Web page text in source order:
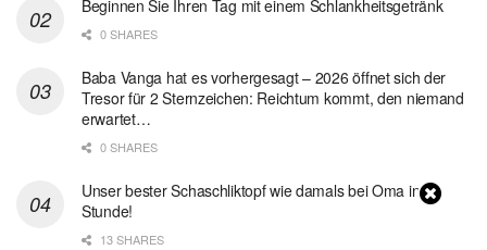
Beginnen Sie Ihren Tag mit einem Schlankheitsgetränk
0 SHARES
Baba Vanga hat es vorhergesagt – 2026 öffnet sich der
Tresor für 2 Sternzeichen: Reichtum kommt, den niemand
erwartet…
0 SHARES
Unser bester Schaschliktopf wie damals bei Oma in 1
Stunde!
13 SHARES